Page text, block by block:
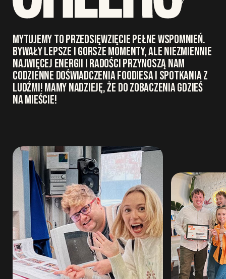
MYTUJEMY TO PRZEDSIĘWZIĘCIE PEŁNE WSPOMNIEŃ.
BYWAŁY LEPSZE I GORSZE MOMENTY, ALE NIEZMIENNIE
NAJWIĘCEJ ENERGII I RADOŚCI PRZYNOSZĄ NAM
CODZIENNE DOŚWIADCZENIA FOODIESA I SPOTKANIA Z
LUDŹMI! MAMY NADZIEJĘ, ŻE DO ZOBACZENIA GDZIEŚ
NA MIEŚCIE!